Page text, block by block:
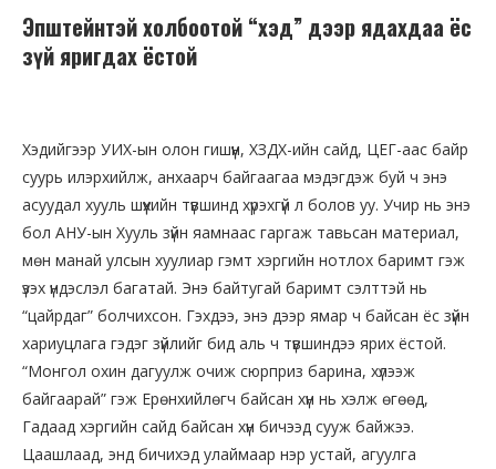
Эпштейнтэй холбоотой “хэд” дээр ядахдаа ёс
зүй яригдах ёстой
Хэдийгээр УИХ-ын олон гишүүн, ХЗДХ-ийн сайд, ЦЕГ-аас байр
суурь илэрхийлж, анхаарч байгаагаа мэдэгдэж буй ч энэ
асуудал хууль шүүхийн түвшинд хүрэхгүй л болов уу. Учир нь энэ
бол АНУ-ын Хууль зүйн яамнаас гаргаж тавьсан материал,
мөн манай улсын хуулиар гэмт хэргийн нотлох баримт гэж
үзэх үндэслэл багатай. Энэ байтугай баримт сэлттэй нь
“цайрдаг” болчихсон. Гэхдээ, энэ дээр ямар ч байсан ёс зүйн
хариуцлага гэдэг зүйлийг бид аль ч түвшиндээ ярих ёстой.
“Монгол охин дагуулж очиж сюрприз барина, хүлээж
байгаарай” гэж Ерөнхийлөгч байсан хүн нь хэлж өгөөд,
Гадаад хэргийн сайд байсан хүн бичээд сууж байжээ.
Цаашлаад, энд бичихэд улаймаар нэр устай, агуулга